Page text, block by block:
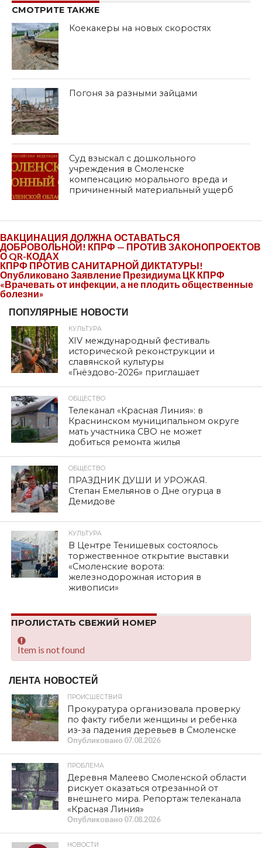
СМОТРИТЕ ТАКЖЕ
Коекакеры на новых скоростях
Погоня за разными зайцами
Суд взыскал с дошкольного
учреждения в Смоленске
компенсацию морального вреда и
причиненный материальный ущерб
ВАКЦИНАЦИЯ ДОЛЖНА ОСТАВАТЬСЯ
ДОБРОВОЛЬНОЙ! КПРФ — ПРОТИВ ЗАКОНОПРОЕКТОВ
О QR-КОДАХ
КПРФ ПРОТИВ САНИТАРНОЙ ДИКТАТУРЫ!
Опубликовано Заявление Президиума ЦК КПРФ
«Врачевать от инфекции, а не плодить общественные
болезни»
ПОПУЛЯРНЫЕ НОВОСТИ
КУЛЬТУРА
XIV международный фестиваль
исторической реконструкции и
славянской культуры
«Гнёздово-2026» приглашает
ОБЩЕСТВО
Телеканал «Красная Линия»: в
Краснинском муниципальном округе
мать участника СВО не может
добиться ремонта жилья
ОБЩЕСТВО
ПРАЗДНИК ДУШИ И УРОЖАЯ.
Степан Емельянов о Дне огурца в
Демидове
КУЛЬТУРА
В Центре Тенишевых состоялось
торжественное открытие выставки
«Смоленские ворота:
железнодорожная история в
живописи»
ПРОЛИСТАТЬ СВЕЖИЙ НОМЕР
Item is not found
ЛЕНТА НОВОСТЕЙ
ПРОИСШЕСТВИЯ
Прокуратура организовала проверку
по факту гибели женщины и ребенка
из-за падения деревьев в Смоленске
Опубликовано 07.08.2026
ПРОБЛЕМА
Деревня Малеево Смоленской области
рискует оказаться отрезанной от
внешнего мира. Репортаж телеканала
«Красная Линия»
Опубликовано 07.08.2026
НОВОСТИ